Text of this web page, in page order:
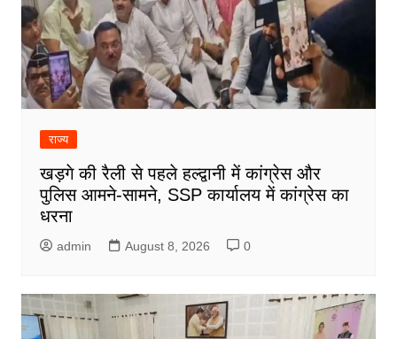
राज्य
खड़गे की रैली से पहले हल्द्वानी में कांग्रेस और
पुलिस आमने-सामने, SSP कार्यालय में कांग्रेस का
धरना
admin August 8, 2026 0